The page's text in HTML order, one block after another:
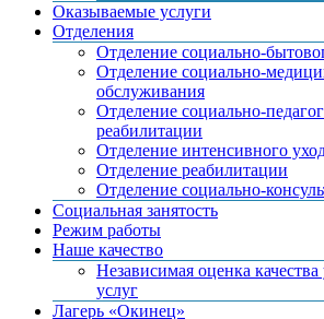
Оказываемые услуги
Отделения
Отделение социально-
Отделение социально-
обслуживания
Отделение социально-
реабилитации
Отделение интенсивного
Отделение реабилитации
Отделение социально-
Социальная занятость
Режим работы
Наше качество
Независимая оценка
услуг
Лагерь «Окинец»